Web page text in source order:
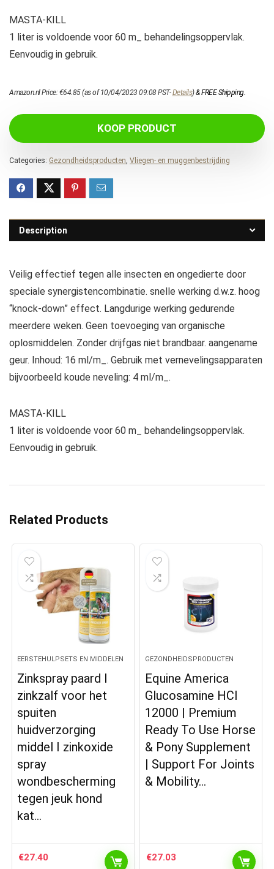
MASTA-KILL
1 liter is voldoende voor 60 m_ behandelingsoppervlak.
Eenvoudig in gebruik.
Amazon.nl Price:€64.85(as of 10/04/2023 09:08 PST-Details)&FREE Shipping.
KOOP PRODUCT
Categories: Gezondheidsproducten, Vliegen- en muggenbestrijding
Description
Veilig effectief tegen alle insecten en ongedierte door
speciale synergistencombinatie. snelle werking d.w.z. hoog
“knock-down” effect. Langdurige werking gedurende
meerdere weken. Geen toevoeging van organische
oplosmiddelen. Zonder drijfgas niet brandbaar. aangename
geur. Inhoud: 16 ml/m_. Gebruik met vernevelingsapparaten
bijvoorbeeld koude neveling: 4 ml/m_.
MASTA-KILL
1 liter is voldoende voor 60 m_ behandelingsoppervlak.
Eenvoudig in gebruik.
Related Products
EERSTEHULPSETS EN MIDDELEN
Zinkspray paard I
zinkzalf voor het
spuiten
huidverzorging
middel I zinkoxide
spray
wondbescherming
tegen jeuk hond
kat…
€27.40
GEZONDHEIDSPRODUCTEN
Equine America
Glucosamine HCI
12000 | Premium
Ready To Use Horse
& Pony Supplement
| Support For Joints
& Mobility…
€27.03